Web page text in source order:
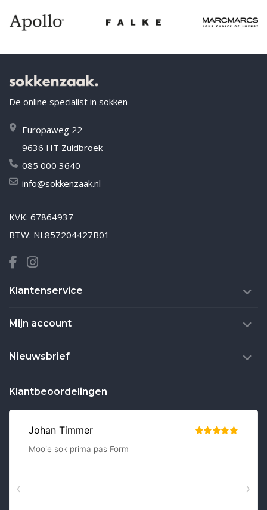
De online specialist in sokken
Europaweg 22
9636 HT Zuidbroek
085 000 3640
info@sokkenzaak.nl
KVK: 67864937
BTW: NL857204427B01
Klantenservice
Mijn account
Nieuwsbrief
Klantbeoordelingen